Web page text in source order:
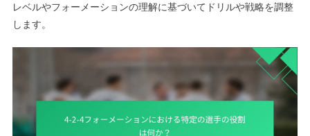
レベルやフォーメーションの理解に基づいてドリルや戦略を調整
します。